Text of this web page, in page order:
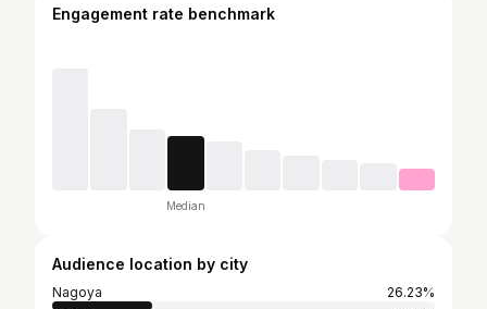
Engagement rate benchmark
Median
Audience location by city
Nagoya
26.23%